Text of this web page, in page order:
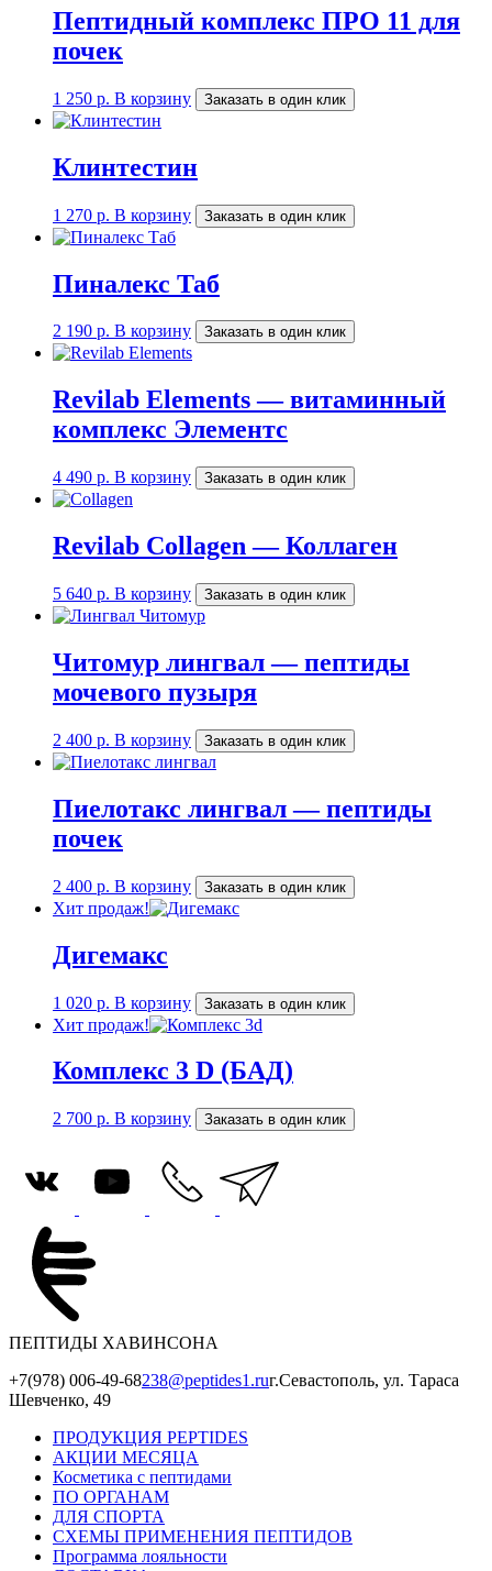
Пептидный комплекс ПРО 11 для
почек
1 250 р. В корзину Заказать в один клик
Клинтестин
1 270 р. В корзину Заказать в один клик
Пиналекс Таб
2 190 р. В корзину Заказать в один клик
Revilab Elements — витаминный
комплекс Элементс
4 490 р. В корзину Заказать в один клик
Revilab Collagen — Коллаген
5 640 р. В корзину Заказать в один клик
Читомур лингвал — пептиды
мочевого пузыря
2 400 р. В корзину Заказать в один клик
Пиелотакс лингвал — пептиды
почек
2 400 р. В корзину Заказать в один клик
Хит продаж!
Дигемакс
1 020 р. В корзину Заказать в один клик
Хит продаж!
Комплекс 3 D (БАД)
2 700 р. В корзину Заказать в один клик
ПЕПТИДЫ ХАВИНСОНА
+7(978) 006-49-68238@peptides1.ruг.Севастополь, ул. Тараса
Шевченко, 49
ПРОДУКЦИЯ PEPTIDES
АКЦИИ МЕСЯЦА
Косметика с пептидами
ПО ОРГАНАМ
ДЛЯ СПОРТА
СХЕМЫ ПРИМЕНЕНИЯ ПЕПТИДОВ
Программа лояльности